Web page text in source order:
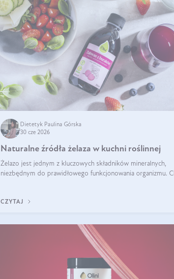
Dietetyk Paulina Górska
30 cze 2026
Naturalne źródła żelaza w kuchni roślinnej
Żelazo jest jednym z kluczowych składników mineralnych,
niezbędnym do prawidłowego funkcjonowania organizmu.
źródeł tego pierwiastka.
CZYTAJ